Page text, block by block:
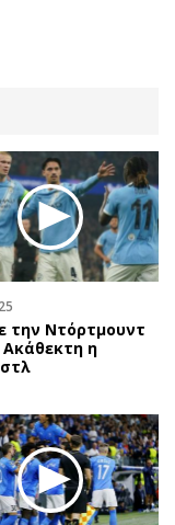
εργασία
εργασίας
την Ντόρτμουντ
Ακάθεκτη η